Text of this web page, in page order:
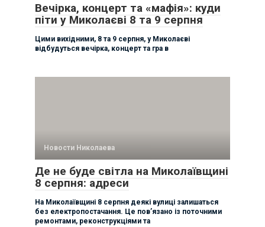
Вечірка, концерт та «мафія»: куди
піти у Миколаєві 8 та 9 серпня
Цими вихідними, 8 та 9 серпня, у Миколаєві
відбудуться вечірка, концерт та гра в
Новости Николаева
Де не буде світла на Миколаївщині
8 серпня: адреси
На Миколаївщині 8 серпня деякі вулиці залишаться
без електропостачання. Це пов’язано із поточними
ремонтами, реконструкціями та